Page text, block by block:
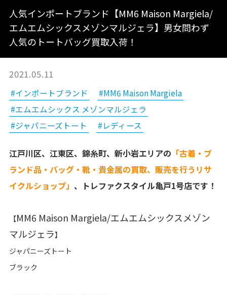
人気インポートブランド【MM6 Maison Margiela/
エムエムシックスメゾンマルジェラ】男女問わず
人気のトートバッグ買取入荷！
2021.05.11
#インポートブランド
#MM6 Maison Margiela
#エムエムシックス メゾンマルジェラ
#ジャパニーズトート
#レディース
江戸川区、江東区、錦糸町、新小岩エリアの 「古着・ブ
ランド品・バッグ・靴・貴金属の買取、販売を行うリサ
イクルショップ」 、トレファクスタイル亀戸1号店です！
【MM6 Maison Margiela/エムエムシックスメゾン
マルジェラ】
ジャパニーズトート
ブラック